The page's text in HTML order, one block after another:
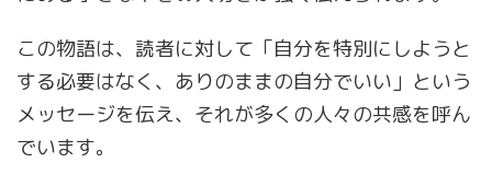
この物語は、読者に対して「自分を特別にしようと
する必要はなく、ありのままの自分でいい」という
メッセージを伝え、それが多くの人々の共感を呼ん
でいます。